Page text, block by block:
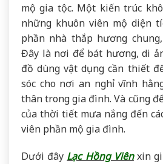
mộ gia tộc. Một kiến trúc
những khuôn viên mộ diện
phần nhà thắp hương
Đây là nơi để bát hương, di
đồ dùng vật dụng cần thiết
sóc cho nơi an nghỉ vĩnh
thân trong gia đình. Và cũng
của thời tiết mưa nắng đến
viên phần mộ gia đình.
Dưới đây Lạc Hồng Viênxin